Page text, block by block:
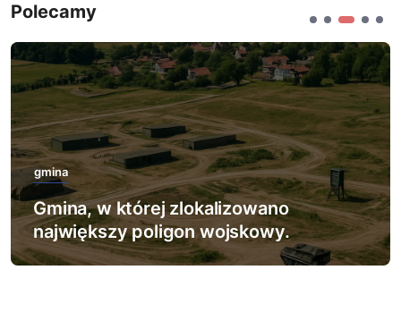
Polecamy
gmina
Gmina, w której zlokalizowano
największy poligon wojskowy.